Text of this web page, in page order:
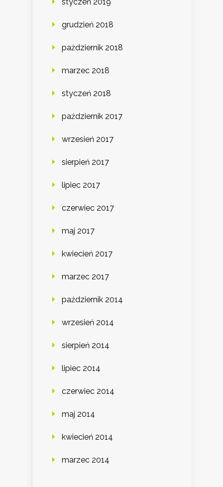
grudzień 2018
październik 2018
marzec 2018
styczeń 2018
październik 2017
wrzesień 2017
sierpień 2017
lipiec 2017
czerwiec 2017
maj 2017
kwiecień 2017
marzec 2017
październik 2014
wrzesień 2014
sierpień 2014
lipiec 2014
czerwiec 2014
maj 2014
kwiecień 2014
marzec 2014